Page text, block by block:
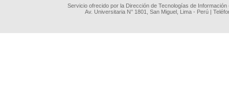
Servicio ofrecido por la Dirección de Tecnologías de
Av. Universitaria N° 1801, San Miguel, Lima - Perú |